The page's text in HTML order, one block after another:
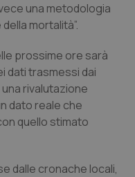
Ulcerosa
neurodegenerative
una metodologia
mortalità”.
prossime ore sarà
dati trasmessi dai
rivalutazione
dato reale che
quello stimato
dalle cronache locali,